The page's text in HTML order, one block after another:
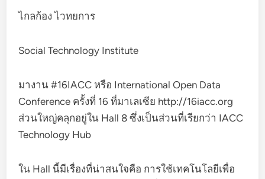
ไกลก้อง ไวทยการ
Social Technology Institute
มางาน #16IACC หรือ International Open Data
Conference ครั้งที่ 16 ที่มาเลเซีย http://16iacc.org
ส่วนใหญ่คลุกอยู่ใน Hall 8 ซึ่งเป็นส่วนที่เรียกว่า IACC
Technology Hub
ใน Hall นี้มีเรื่องที่น่าสนใจคือ การใช้เทคโนโลยีเพื่อ